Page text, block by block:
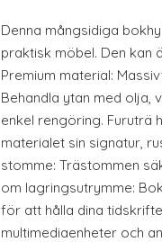
Denna mångsidiga
praktisk möbel. Den kan
Premium material:
Behandla ytan med olja,
enkel rengöring. Furuträ
materialet sin signatur,
stomme: Trästommen
om lagringsutrymme:
för att hålla dina
multimediaenheter och